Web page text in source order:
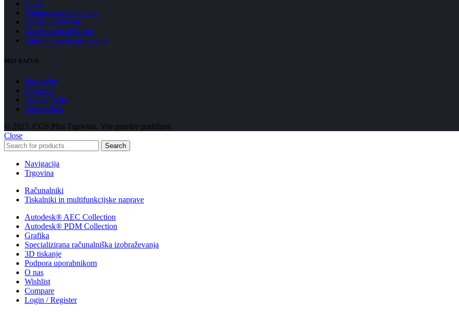
O nas
Podpora uporabnikom
Servisni zahtevek
Zasebnost in piškotki
Splošni pogoji poslovanja
MOJ RAČUN
Moj račun
Košarica
Seznam želja
Primerjalnik
© 2025, CGS Plus Trgovina. Vse pravice pridržane.
Close
Search
Navigacija
Trgovina
Računalniki
Tiskalniki in multifunkcijske naprave
Autodesk® AEC Collection
Autodesk® PDM Collection
Grafika
Specializirana računalniška izobraževanja
3D tiskanje
Podpora uporabnikom
O nas
Wishlist
Compare
Login / Register